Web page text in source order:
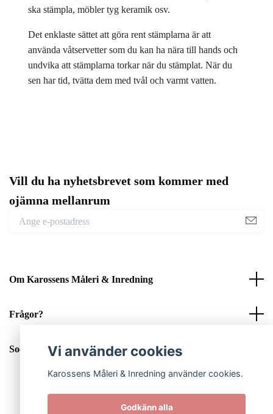
ska stämpla, möbler tyg keramik osv.
Det enklaste sättet att göra rent stämplarna är att
använda våtservetter som du kan ha nära till hands och
undvika att stämplarna torkar när du stämplat. När du
sen har tid, tvätta dem med tvål och varmt vatten.
Vill du ha nyhetsbrevet som kommer med
ojämna mellanrum
Om Karossens Måleri & Inredning
Frågor?
Sociala medierVi använder cookies
Karossens Måleri & Inredning använder cookies.
Godkänn alla